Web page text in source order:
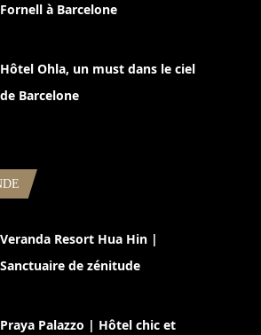
Fornell à Barcelone
Hôtel Ohla, un must dans le ciel
de Barcelone
Veranda Resort Hua Hin |
Sanctuaire de zénitude
Praya Palazzo | Hôtel chic et